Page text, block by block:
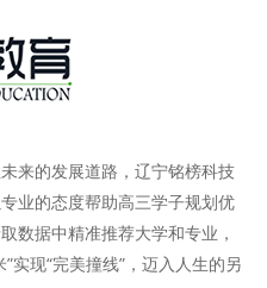
来的发展道路，辽宁铭榜科技
业的态度帮助高三学子规划优
数据中精准推荐大学和专业，
实现“完美撞线”，迈入人生的另